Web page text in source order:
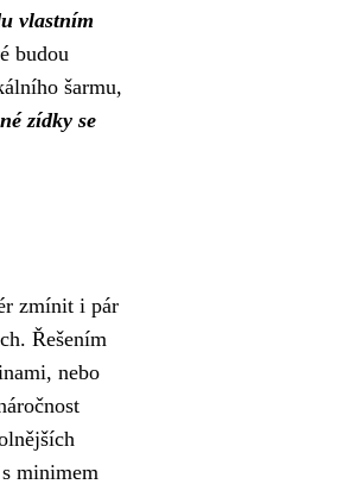
vlastním
budou
šarmu,
zídky se
zmínit i pár
Řešením
nebo
minimem